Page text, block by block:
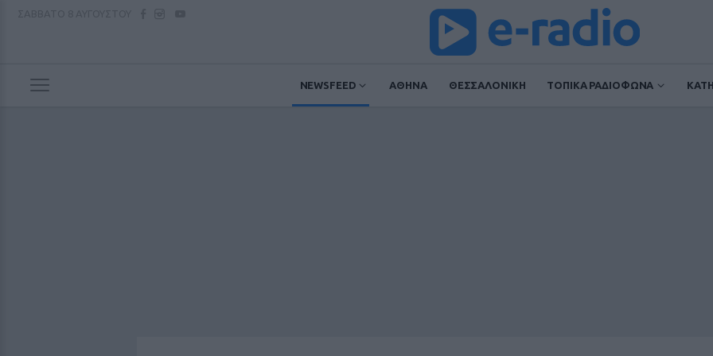
NEWSFEED ΑΘΗΝΑ ΘΕΣΣΑΛΟΝΙΚΗ ΤΟΠΙΚΑ ΡΑΔΙΟΦΩΝΑ